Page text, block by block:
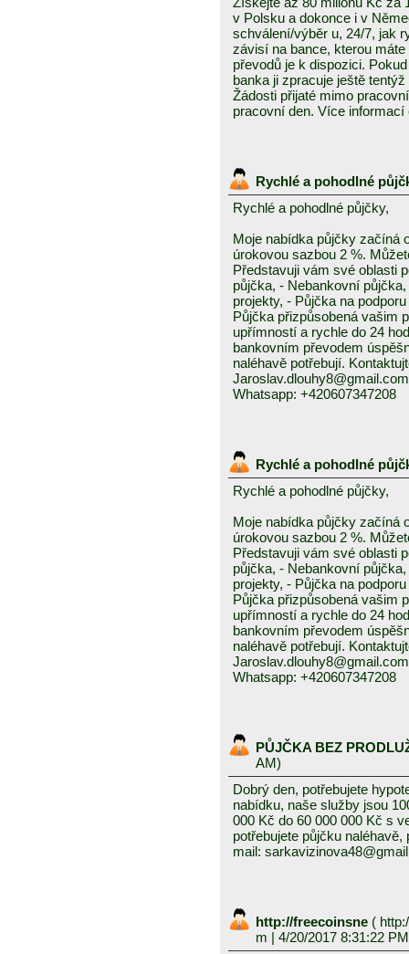
v Polsku a dokonce i v
schválení/výběr u, 24/7, jak
závisí na bance, kterou
převodů je k dispozici.
banka ji zpracuje ještě tentýž
Žádosti přijaté mimo
pracovní den. Více
Rychlé a pohodlné
Rychlé a pohodlné půjčky,
Moje nabídka půjčky začíná
úrokovou sazbou 2 %.
Představuji vám své oblasti
půjčka, - Nebankovní
projekty, - Půjčka na
Půjčka přizpůsobená vašim
upřímností a rychle do 24
bankovním převodem
naléhavě potřebují.
Jaroslav.dlouhy8@gmail.com
Whatsapp: +420607347208
Rychlé a pohodlné
Rychlé a pohodlné půjčky,
Moje nabídka půjčky začíná
úrokovou sazbou 2 %.
Představuji vám své oblasti
půjčka, - Nebankovní
projekty, - Půjčka na
Půjčka přizpůsobená vašim
upřímností a rychle do 24
bankovním převodem
naléhavě potřebují.
Jaroslav.dlouhy8@gmail.com
Whatsapp: +420607347208
PŮJČKA BEZ
AM)
Dobrý den, potřebujete
nabídku, naše služby jsou
000 Kč do 60 000 000 Kč s
potřebujete půjčku
mail:
http://freecoinsne (
m | 4/20/2017 8:31:22